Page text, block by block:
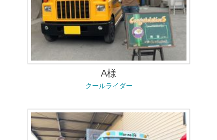
A様
クールライダー